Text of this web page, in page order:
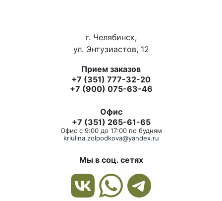
г. Челябинск,
ул. Энтузиастов, 12
Прием заказов
+7 (351) 777-32-20
+7 (900) 075-63-46
Офис
+7 (351) 265-61-65
Офис с 9:00 до 17:00 по будням
kriulina.zolpodkova@yandex.ru
Мы в соц. сетях